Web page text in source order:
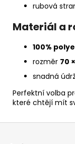
rubová
Materiál a
100%
rozměr 70
snadná
Perfektní volba
které chtějí mít